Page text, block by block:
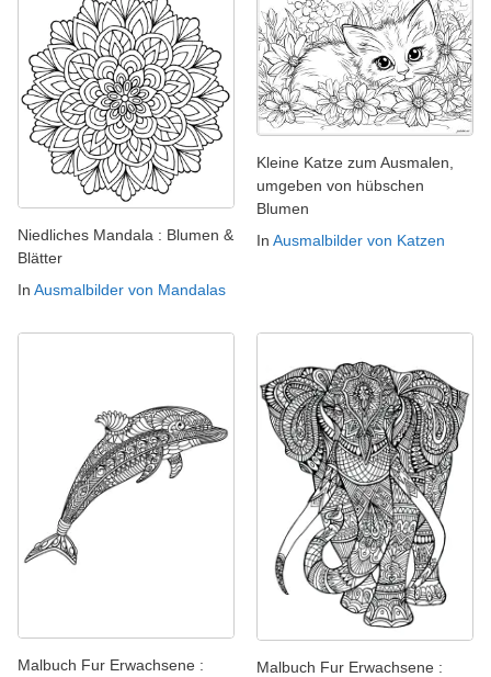
Niedliches Mandala : Blumen &
Blätter
In Ausmalbilder von Mandalas
Kleine Katze zum Ausmalen,
umgeben von hübschen
Blumen
In Ausmalbilder von Katzen
Malbuch Fur Erwachsene :
Malbuch Fur Erwachsene :